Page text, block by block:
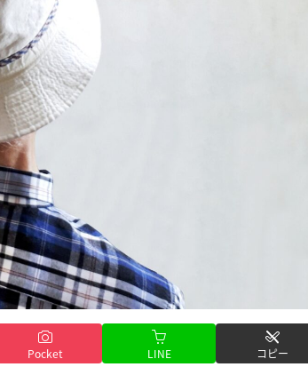
Pocket LINE コピー